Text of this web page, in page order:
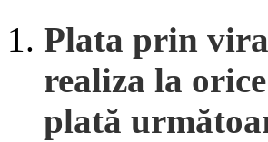
Plata prin
realiza la
plată